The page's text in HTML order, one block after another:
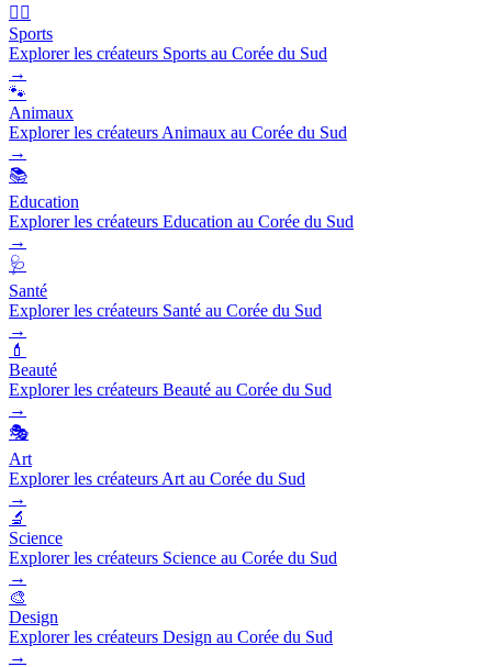
🏃‍♂️
Sports
Explorer les créateurs Sports au Corée du Sud
→
🐾
Animaux
Explorer les créateurs Animaux au Corée du Sud
→
📚
Education
Explorer les créateurs Education au Corée du Sud
→
🩺
Santé
Explorer les créateurs Santé au Corée du Sud
→
💄
Beauté
Explorer les créateurs Beauté au Corée du Sud
→
🎭
Art
Explorer les créateurs Art au Corée du Sud
→
🔬
Science
Explorer les créateurs Science au Corée du Sud
→
🎨
Design
Explorer les créateurs Design au Corée du Sud
→